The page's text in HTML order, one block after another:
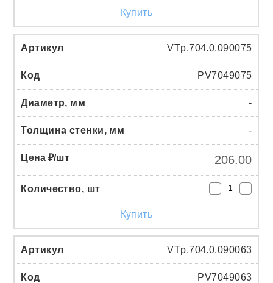
Купить
VTp.704.0.090075
PV7049075
-
-
206.00
Купить
VTp.704.0.090063
PV7049063